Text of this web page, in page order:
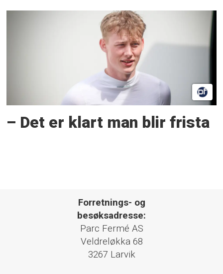
– Det er klart man blir frista
Forretnings- og
besøksadresse:
Parc Fermé AS
Veldreløkka 68
3267 Larvik